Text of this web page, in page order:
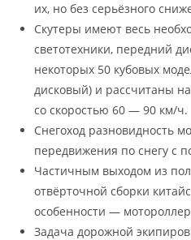
их, но без серьёзного
Скутеры имеют весь
светотехники, передний
некоторых 50 кубовых
дисковый) и рассчитаны
со скоростью 60 — 90 км/ч.
Снегоход разновидность
передвижения по снегу с
Частичным выходом из
отвёрточной сборки
особенности —
Задача дорожной